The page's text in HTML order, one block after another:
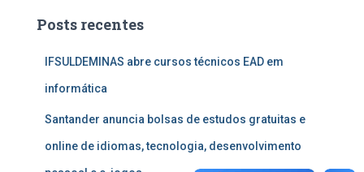
Posts recentes
IFSULDEMINAS abre cursos técnicos EAD em
informática
Santander anuncia bolsas de estudos gratuitas e
online de idiomas, tecnologia, desenvolvimento